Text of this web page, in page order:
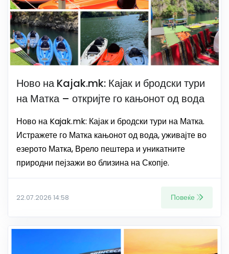
Ново на Kajak.mk: Кајак и бродски тури
на Матка – откријте го кањонот од вода
Ново на Kajak.mk: Кајак и бродски тури на Матка.
Истражете го Матка кањонот од вода, уживајте во
езерото Матка, Врело пештера и уникатните
природни пејзажи во близина на Скопје.
22.07.2026 14:58 Повеќе